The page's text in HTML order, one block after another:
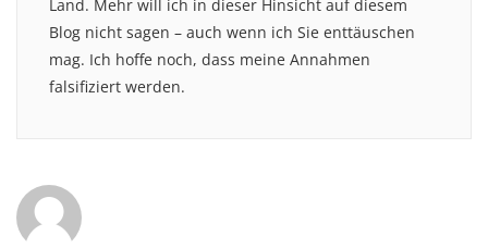
Land. Mehr will ich in dieser Hinsicht auf diesem
Blog nicht sagen – auch wenn ich Sie enttäuschen
mag. Ich hoffe noch, dass meine Annahmen
falsifiziert werden.